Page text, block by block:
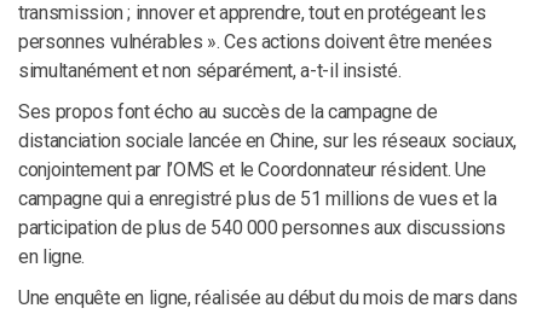
transmission ; innover et apprendre, tout en protégeant les
personnes vulnérables ». Ces actions doivent être menées
simultanément et non séparément, a-t-il insisté.
Ses propos font écho au succès de la campagne de
distanciation sociale lancée en Chine, sur les réseaux sociaux,
conjointement par l’OMS et le Coordonnateur résident. Une
campagne qui a enregistré plus de 51 millions de vues et la
participation de plus de 540 000 personnes aux discussions
en ligne.
Une enquête en ligne, réalisée au début du mois de mars dans